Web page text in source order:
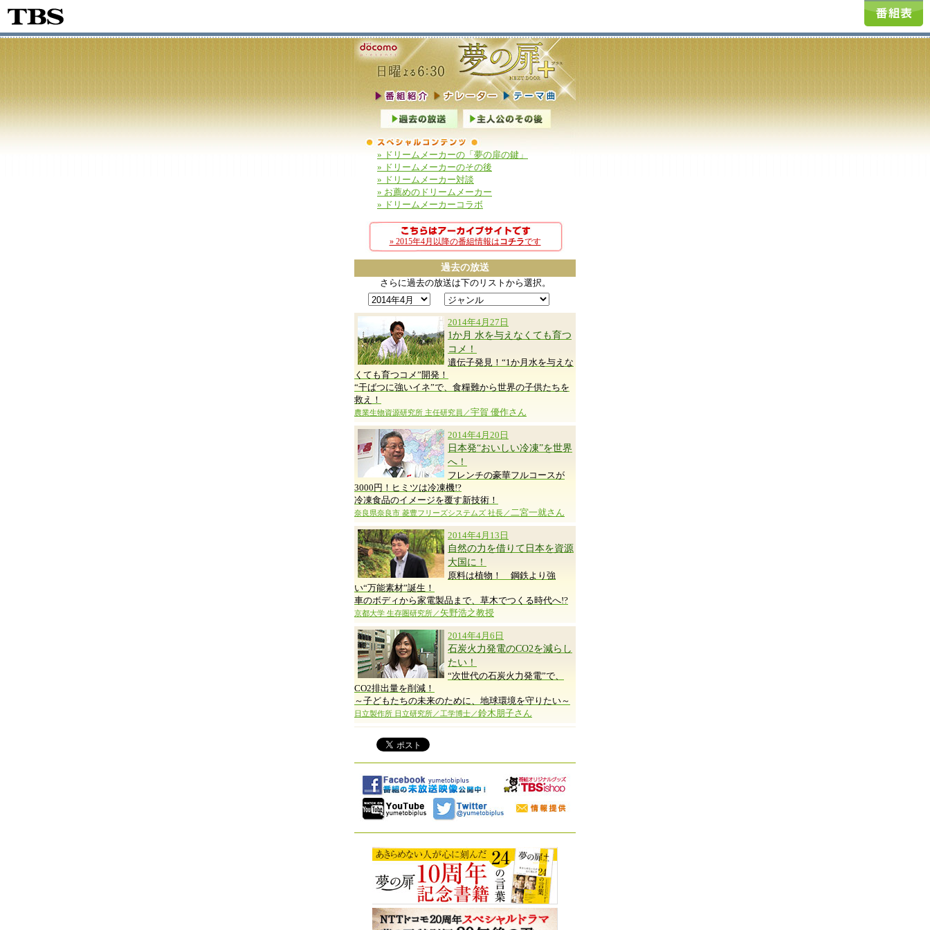
» ドリームメーカーの「夢の扉の鍵」
» ドリームメーカーのその後
» ドリームメーカー対談
» お薦めのドリームメーカー
» ドリームメーカーコラボ
» 2015年4月以降の番組情報はコチラです
過去の放送
さらに過去の放送は下のリストから選択。
2014年4月27日
1か月 水を与えなくても育つ
コメ！
遺伝子発見！“1か月水を与えな
くても育つコメ”開発！
“干ばつに強いイネ”で、食糧難から世界の子供たちを
救え！
農業生物資源研究所 主任研究員／宇賀 優作さん
2014年4月20日
日本発“おいしい冷凍”を世界
へ！
フレンチの豪華フルコースが
3000円！ヒミツは冷凍機!?
冷凍食品のイメージを覆す新技術！
奈良県奈良市 菱豊フリーズシステムズ 社長／二宮一就さん
2014年4月13日
自然の力を借りて日本を資源
大国に！
原料は植物！ 鋼鉄より強
い“万能素材”誕生！
車のボディから家電製品まで、草木でつくる時代へ!?
京都大学 生存圏研究所／矢野浩之教授
2014年4月6日
石炭火力発電のCO2を減らし
たい！
“次世代の石炭火力発電”で、
CO2排出量を削減！
～子どもたちの未来のために、地球環境を守りたい～
日立製作所 日立研究所／工学博士／鈴木朋子さん